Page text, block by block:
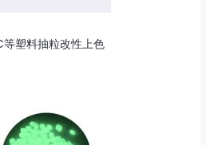
塑料抽粒改性上色